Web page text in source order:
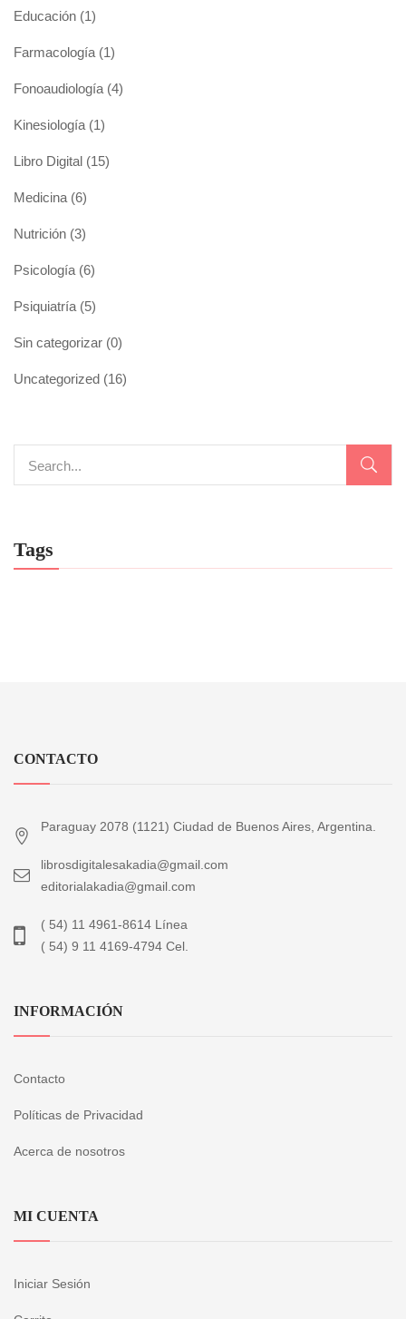
Educación (1)
Farmacología (1)
Fonoaudiología (4)
Kinesiología (1)
Libro Digital (15)
Medicina (6)
Nutrición (3)
Psicología (6)
Psiquiatría (5)
Sin categorizar (0)
Uncategorized (16)
Tags
CONTACTO
Paraguay 2078 (1121) Ciudad de Buenos Aires, Argentina.
librosdigitalesakadia@gmail.com
editorialakadia@gmail.com
( 54) 11 4961-8614 Línea
( 54) 9 11 4169-4794 Cel.
INFORMACIÓN
Contacto
Políticas de Privacidad
Acerca de nosotros
MI CUENTA
Iniciar Sesión